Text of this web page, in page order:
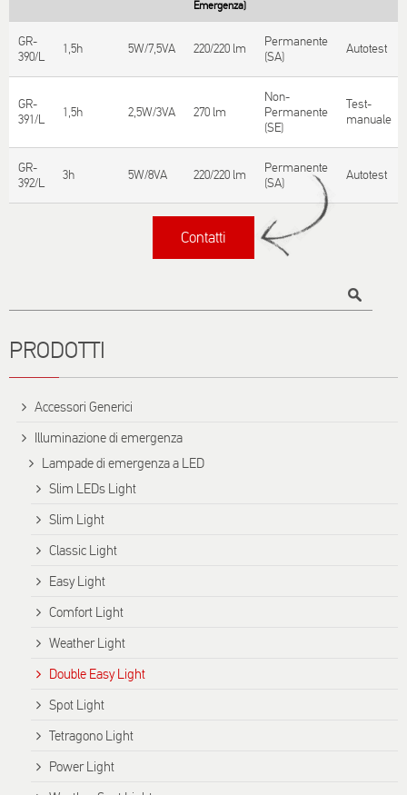
Εmergenza)
GR-
390/L
1,5h 5W/7,5VA 220/220 lm
Permanente
(SA)
Autotest
GR-
391/L
1,5h 2,5W/3VA 270 lm
Non-
Permanente
(SE)
Test-
manuale
GR-
392/L
3h 5W/8VA 220/220 lm
Permanente
(SA)
Autotest
Contatti
PRODOTTI
Accessori Generici
Illuminazione di emergenza
Lampade di emergenza a LED
Slim LEDs Light
Slim Light
Classic Light
Easy Light
Comfort Light
Weather Light
Double Easy Light
Spot Light
Tetragono Light
Power Light